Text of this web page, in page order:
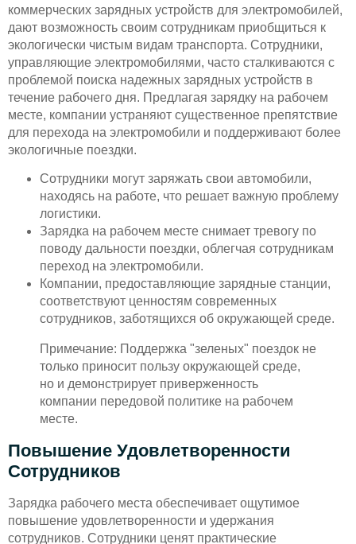
коммерческих зарядных устройств для электромобилей,
дают возможность своим сотрудникам приобщиться к
экологически чистым видам транспорта. Сотрудники,
управляющие электромобилями, часто сталкиваются с
проблемой поиска надежных зарядных устройств в
течение рабочего дня. Предлагая зарядку на рабочем
месте, компании устраняют существенное препятствие
для перехода на электромобили и поддерживают более
экологичные поездки.
Сотрудники могут заряжать свои автомобили,
находясь на работе, что решает важную проблему
логистики.
Зарядка на рабочем месте снимает тревогу по
поводу дальности поездки, облегчая сотрудникам
переход на электромобили.
Компании, предоставляющие зарядные станции,
соответствуют ценностям современных
сотрудников, заботящихся об окружающей среде.
Примечание: Поддержка "зеленых" поездок не
только приносит пользу окружающей среде,
но и демонстрирует приверженность
компании передовой политике на рабочем
месте.
Повышение Удовлетворенности
Сотрудников
Зарядка рабочего места обеспечивает ощутимое
повышение удовлетворенности и удержания
сотрудников. Сотрудники ценят практические